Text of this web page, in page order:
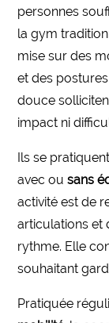
personnes
la gym
mise sur des
et des
douce
impact ni
Ils se
avec ousans
activité est de
articulations et
rythme. Elle
souhaitant
Pratiquée